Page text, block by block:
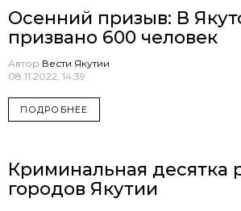
Осенний призыв: В
призвано 600 человек
Автор Вести Якутии
08.11.2022, 14:39
ПОДРОБНЕЕ
Криминальная десятка
городов Якутии